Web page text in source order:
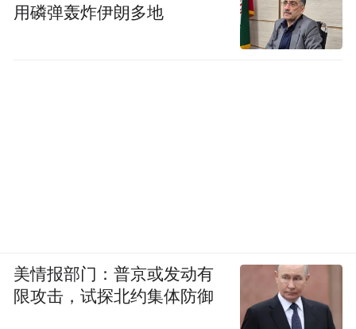
用磷弹轰炸伊朗多地
美情报部门：普京或发动有
限攻击，试探北约集体防御